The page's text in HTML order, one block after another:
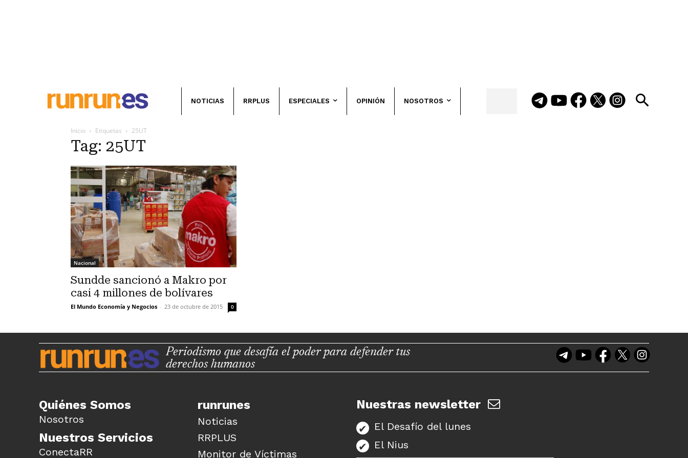
NOTICIAS RRPLUS ESPECIALES OPINIÓN NOSOTROS
Inicio Etiquetas 25UT
Tag: 25UT
Nacional
Sundde sancionó a Makro por
casi 4 millones de bolívares
El Mundo Economía y Negocios - 23 de octubre de 2015 0
Periodismo que desafía el poder para defender tus
derechos humanos
Quiénes Somos
Nosotros
Nuestros Servicios
ConectaRR
runrunes
Noticias
RRPLUS
Monitor de Víctimas
Nuestras newsletter
El Desafío del lunes
El Nius